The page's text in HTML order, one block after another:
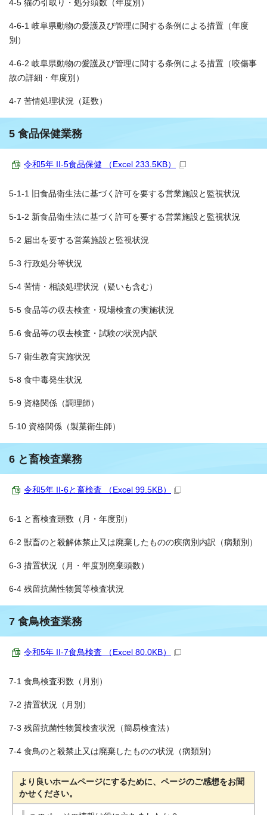
4-5 猫の引取り・処分頭数（年度別）
4-6-1 岐阜県動物の愛護及び管理に関する条例による措置（年度
別）
4-6-2 岐阜県動物の愛護及び管理に関する条例による措置（咬傷事
故の詳細・年度別）
4-7 苦情処理状況（延数）
5 食品保健業務
令和5年 II-5食品保健 （Excel 233.5KB）
5-1-1 旧食品衛生法に基づく許可を要する営業施設と監視状況
5-1-2 新食品衛生法に基づく許可を要する営業施設と監視状況
5-2 届出を要する営業施設と監視状況
5-3 行政処分等状況
5-4 苦情・相談処理状況（疑いも含む）
5-5 食品等の収去検査・現場検査の実施状況
5-6 食品等の収去検査・試験の状況内訳
5-7 衛生教育実施状況
5-8 食中毒発生状況
5-9 資格関係（調理師）
5-10 資格関係（製菓衛生師）
6 と畜検査業務
令和5年 II-6と畜検査 （Excel 99.5KB）
6-1 と畜検査頭数（月・年度別）
6-2 獣畜のと殺解体禁止又は廃棄したものの疾病別内訳（病類別）
6-3 措置状況（月・年度別廃棄頭数）
6-4 残留抗菌性物質等検査状況
7 食鳥検査業務
令和5年 II-7食鳥検査 （Excel 80.0KB）
7-1 食鳥検査羽数（月別）
7-2 措置状況（月別）
7-3 残留抗菌性物質検査状況（簡易検査法）
7-4 食鳥のと殺禁止又は廃棄したものの状況（病類別）
より良いホームページにするために、ページのご感想をお聞
かせください。